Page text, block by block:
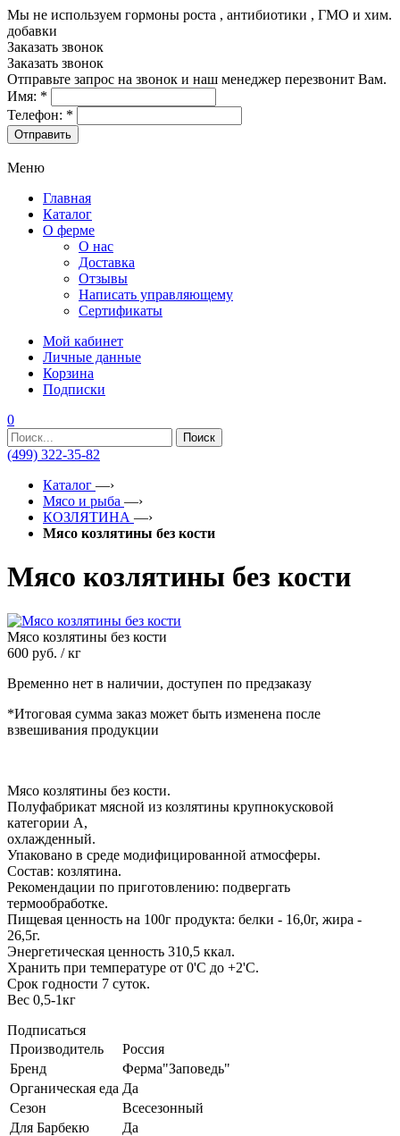
Мы не используем гормоны роста , антибиотики , ГМО и хим.
добавки
Заказать звонок
Заказать звонок
Отправьте запрос на звонок и наш менеджер перезвонит Вам.
Имя: *
Телефон: *
Меню
Главная
Каталог
О ферме
О нас
Доставка
Отзывы
Написать управляющему
Сертификаты
Мой кабинет
Личные данные
Корзина
Подписки
0
Поиск
(499) 322-35-82
Каталог —›
Мясо и рыба —›
КОЗЛЯТИНА —›
Мясо козлятины без кости
Мясо козлятины без кости
Мясо козлятины без кости
600 руб. / кг
Временно нет в наличии, доступен по предзаказу
*Итоговая сумма заказ может быть изменена после
взвешивания продукции
Мясо козлятины без кости.
Полуфабрикат мясной из козлятины крупнокусковой
категории А,
охлажденный.
Упаковано в среде модифицированной атмосферы.
Состав: козлятина.
Рекомендации по приготовлению: подвергать
термообработке.
Пищевая ценность на 100г продукта: белки - 16,0г, жира -
26,5г.
Энергетическая ценность 310,5 ккал.
Хранить при температуре от 0'C до +2'C.
Срок годности 7 суток.
Вес 0,5-1кг
Подписаться
Производитель
Россия
Бренд
Ферма"Заповедь"
Органическая еда Да
Сезон
Всесезонный
Для Барбекю
Да